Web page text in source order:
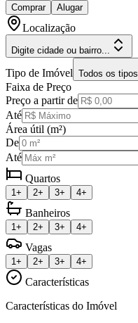
Comprar Alugar
Localização
Digite cidade ou bairro...
Tipo de Imóvel Todos os tipos
Faixa de Preço
Preço a partir de
Até
Área útil (m²)
De
Até
Quartos
1+ 2+ 3+ 4+
Banheiros
1+ 2+ 3+ 4+
Vagas
1+ 2+ 3+ 4+
Características
Características do Imóvel